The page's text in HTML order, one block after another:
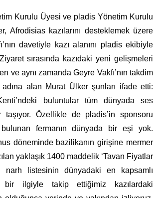
Kurulu Üyesi ve pladis Yönetim Kurulu
Afrodisias kazılarını desteklemek üzere
davetiyle kazı alanını pladis ekibiyle
sırasında kazıdaki yeni gelişmeleri
ve aynı zamanda Geyre Vakfı’nın takdim
alan Murat Ülker şunları ifade etti:
buluntular tüm dünyada ses
Özellikle de pladis’in sponsoru
fermanın dünyada bir eşi yok.
döneminde bazilikanın girişine mermer
yaklaşık 1400 maddelik ‘Tavan Fiyatlar
narh listesinin dünyadaki en kapsamlı
bir ilgiyle takip ettiğimiz kazılardaki